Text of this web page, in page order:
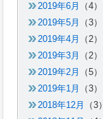
2019年6月
（4）
2019年5月
（3）
2019年4月
（2）
2019年3月
（2）
2019年2月
（5）
2019年1月
（3）
2018年12月
（3）